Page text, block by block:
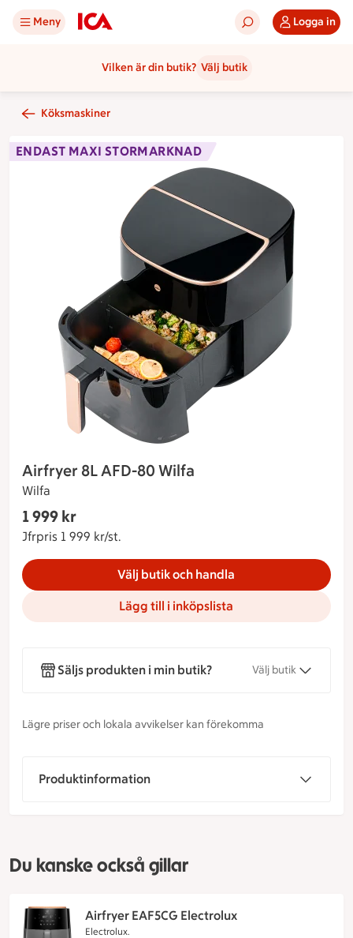
Meny Logga in
Vilken är din butik? Välj butik
Köksmaskiner
ENDAST MAXI STORMARKNAD
Airfryer 8L AFD-80 Wilfa
Wilfa
1 999 kr
Jfrpris 1 999 kr/st.
Välj butik och handla
Lägg till i inköpslista
Säljs produkten i min butik? Välj butik
Lägre priser och lokala avvikelser kan förekomma
Produktinformation
Du kanske också gillar
Airfryer EAF5CG Electrolux
Electrolux.